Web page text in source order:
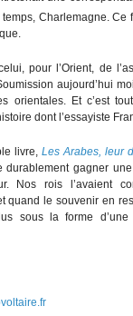
Charlemagne.
pour l’Orient, de
aujourd’hui
orientales. Et c’est
dont l’essayiste
livre, Les Arabes, leur
durablement gagner
Nos rois l’avaient
quand le souvenir en
sous la forme